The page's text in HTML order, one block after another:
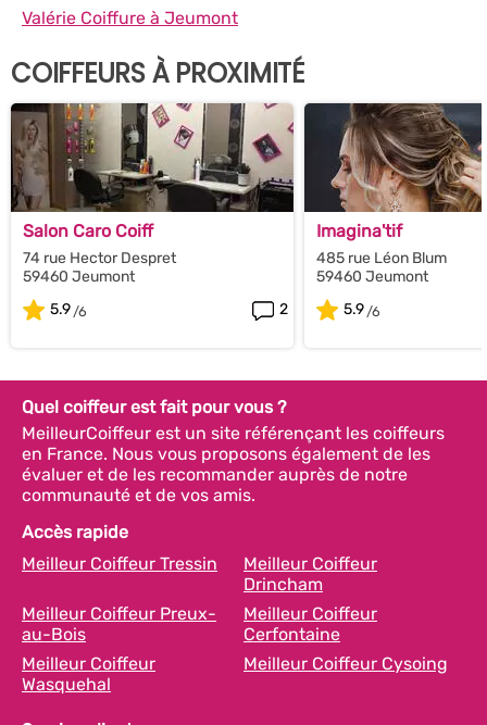
Valérie Coiffure à Jeumont
COIFFEURS À PROXIMITÉ
Salon Caro Coiff
74 rue Hector Despret
59460 Jeumont
5.9
2
Imagina'tif
485 rue Léon Blum
59460 Jeumont
5.9
Quel coiffeur est fait pour vous ?
MeilleurCoiffeur est un site référençant les coiffeurs
en France. Nous vous proposons également de les
évaluer et de les recommander auprès de notre
communauté et de vos amis.
Accès rapide
Meilleur Coiffeur Tressin
Meilleur Coiffeur
Drincham
Meilleur Coiffeur Preux-
au-Bois
Meilleur Coiffeur
Cerfontaine
Meilleur Coiffeur
Wasquehal
Meilleur Coiffeur Cysoing